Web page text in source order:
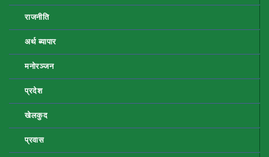
राजनीति
अर्थ ब्यापार
मनोरञ्जन
प्रदेश
खेलकुद
प्रवास